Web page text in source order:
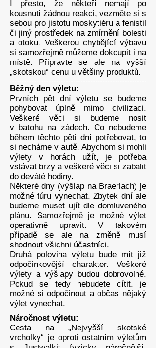
I přesto, že někteří nemají po
kousnutí žádnou reakci, vezměte si s
sebou pro jistotu moskytiéru a fenistil
či jiný prostředek na zmírnění bolesti
a otoku. Veškerou chybějící výbavu
si samozřejmě můžeme dokoupit i na
místě. Připravte se ale na vyšší
„skotskou“ cenu u většiny produktů.
Běžný den výletu:
Prvních pět dní výletu se budeme
pohybovat úplně mimo civilizaci.
Veškeré věci si budeme nosit
v batohu na zádech. Co nebudeme
během těchto pěti dní potřebovat, to
si necháme v autě. Abychom si mohli
výlety v horách užít, je potřeba
vstávat brzy a veškeré věci si zabalit
do deváté hodiny.
Některé dny (výšlap na Braeriach) je
možné túru vynechat. Zbytek dní ale
budeme muset ujít dle domluveného
plánu. Samozřejmě je možné výlet
operativně upravit. V takovém
případě se ale na změně musí
shodnout všichni účastníci.
Druhá polovina výletu bude mít již
odpočinkovější charakter. Veškeré
výlety a výšlapy budou dobrovolné.
Pokud se tedy nebudete cítit, je
možné si odpočinout a občas nějaký
výlet vynechat.
Náročnost výletu:
Cesta na „Nejvyšší skotské
vrcholky“ je oproti ostatním výletům